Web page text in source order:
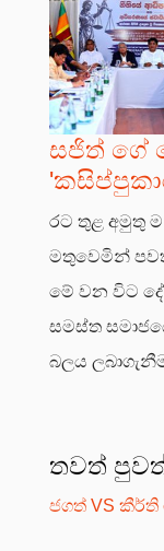
සජිත් ගේ
රට තුළ අමුතු
මතුවෙමින්
මේ වන විට
සමස්ත
බලය
තවත්
ජගත් VS කීර්ති